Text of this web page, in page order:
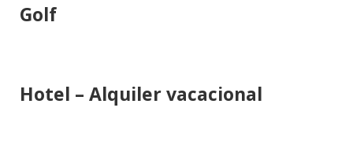
Golf
Hotel – Alquiler vacacional